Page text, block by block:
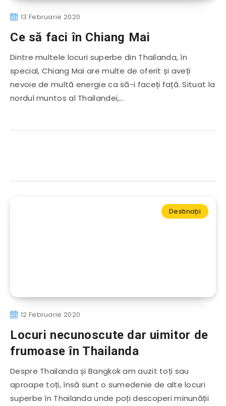
13 Februarie 2020
Ce să faci în Chiang Mai
Dintre multele locuri superbe din Thailanda, în
special, Chiang Mai are multe de oferit și aveți
nevoie de multă energie ca să-i faceți față. Situat la
nordul muntos al Thailandei,…
Destinații
12 Februarie 2020
Locuri necunoscute dar uimitor de
frumoase în Thailanda
Despre Thailanda și Bangkok am auzit toți sau
aproape toți, însă sunt o sumedenie de alte locuri
superbe în Thailanda unde poți descoperi minunății